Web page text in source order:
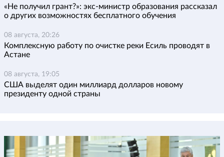
«Не получил грант?»: экс-министр образования рассказал
о других возможностях бесплатного обучения
08 августа, 20:26
Комплексную работу по очистке реки Есиль проводят в
Астане
08 августа, 19:05
США выделят один миллиард долларов новому
президенту одной страны